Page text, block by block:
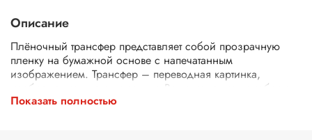
Описание
Плёночный трансфер представляет собой прозрачную
пленку на бумажной основе с напечатанным
изображением. Трансфер – переводная картинка,
изображение, с его помощью Ваше изделие приобретет
неповторимость и уникальность. Трансферной бумагой
Показать полностью